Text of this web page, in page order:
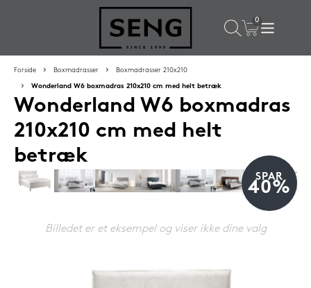
Populære valg til dig
50%
Forside Boxmadrasser Boxmadrasser 210x210
Wonderland W6 boxmadras 210x210 cm med helt betræk
Wonderland W6 boxmadras
210x210 cm med helt
betræk
Billedet er et eksempel og viser ikke dine valg
SPAR
40%